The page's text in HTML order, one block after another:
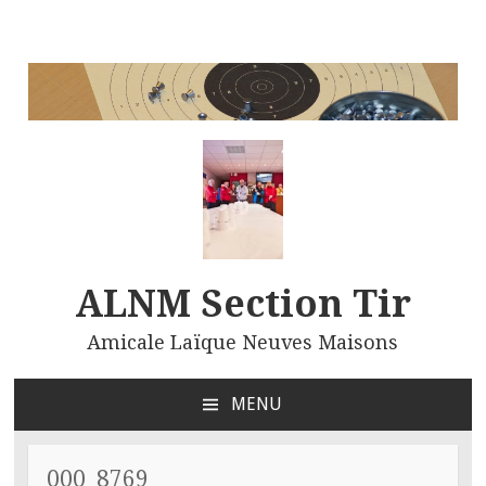
ALNM Section Tir
Amicale Laïque Neuves Maisons
MENU
CONTENU
000_8769